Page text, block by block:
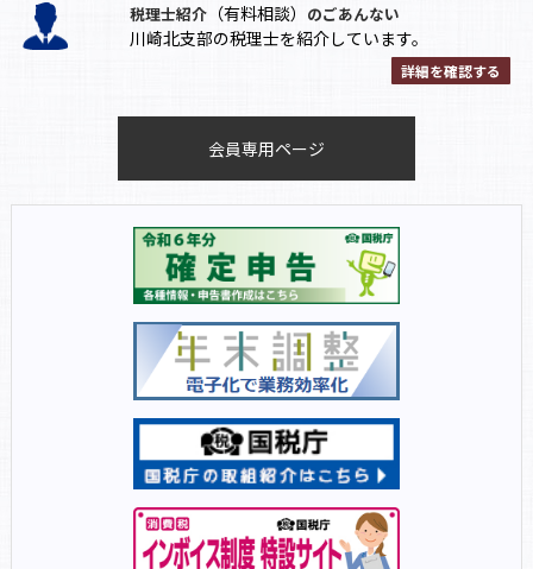
税理士紹介 （有料相談） のごあんない
川崎北支部の税理士を紹介しています。
詳細を確認する
会員専用ページ